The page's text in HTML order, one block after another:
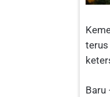
terus
Baru